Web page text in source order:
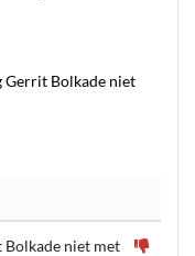
Gerrit Bolkade niet
niet met